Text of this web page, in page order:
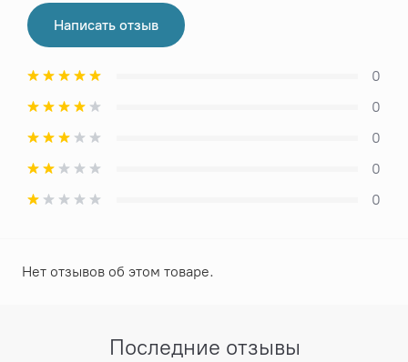
Написать отзыв
0
0
0
0
0
Нет отзывов об этом товаре.
Последние отзывы